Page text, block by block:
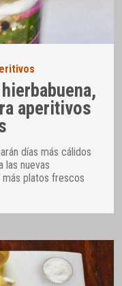
aperitivos
días más cálidos
las nuevas
platos frescos